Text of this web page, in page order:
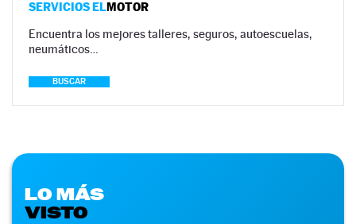
SERVICIOS ELMOTOR
Encuentra los mejores talleres, seguros, autoescuelas,
neumáticos…
BUSCAR
LO MÁS
VISTO